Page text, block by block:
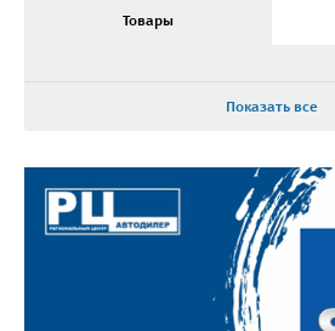
Товары
Показать все